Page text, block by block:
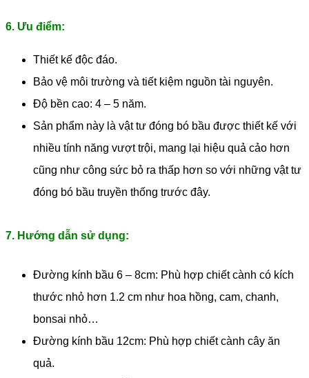
6. Ưu điểm:
Thiết kế độc đáo.
Bảo vệ môi trường và tiết kiệm nguồn tài nguyên.
Độ bền cao: 4 – 5 năm.
Sản phẩm này là vật tư đóng bó bầu được thiết kế với
nhiều tính năng vượt trội, mang lại hiệu quả cảo hơn
cũng như công sức bỏ ra thấp hơn so với những vật tư
đóng bó bầu truyền thống trước đây.
7. Hướng dẫn sử dụng:
Đường kính bầu 6 – 8cm: Phù hợp chiết cành có kích
thước nhỏ hơn 1.2 cm như hoa hồng, cam, chanh,
bonsai nhỏ…
Đường kính bầu 12cm: Phù hợp chiết cành cây ăn
quả.